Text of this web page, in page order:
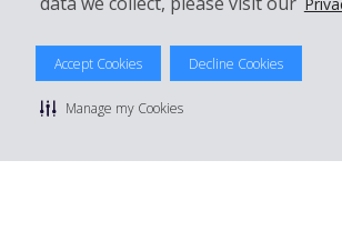
Accept Cookies Decline Cookies
Manage my Cookies
© 2026 The Hertz System, Inc.
Politique de confidentialité | Conditions
Conditions de location
Gérer mes cookies